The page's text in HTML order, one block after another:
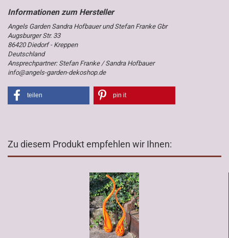
Angels Garden Sandra Hofbauer und Stefan Franke Gbr
Augsburger Str. 33
86420 Diedorf - Kreppen
Deutschland
Ansprechpartner: Stefan Franke / Sandra Hofbauer
info@angels-garden-dekoshop.de
teilen pin it
Zu diesem Produkt empfehlen wir Ihnen: